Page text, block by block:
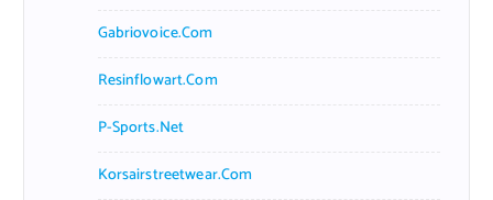
Gabriovoice.com
Resinflowart.com
P-Sports.net
Korsairstreetwear.com